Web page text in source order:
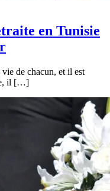
en Tunisie
de chacun, et il est
il […]